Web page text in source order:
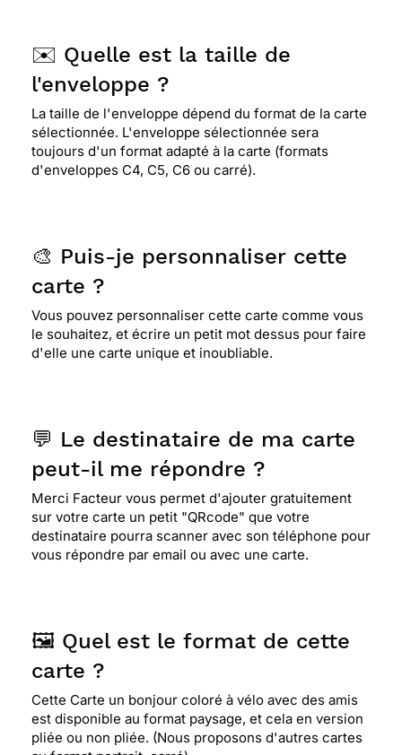
fille
⭐⭐⭐⭐
Le 26/06/2020 : Tres chouette ,fera très
plaisir à ma petite fille
⭐⭐⭐⭐ Le 14/05/2020 : Jolie carte
⭐⭐⭐⭐
Le 13/05/2020 : site intéressant
nombreux choix de cartes. le délai de livraison a
⭐⭐⭐⭐⭐ Le 10/02/2020 : Jolie carte pour envoyer à
⭐⭐⭐⭐⭐ Le 05/12/2019 : Belle carte qui a fait la joie
⭐⭐⭐⭐
Le 19/11/2019 : Exactement ce qu'attend
une petite fille de 6ans : du courrier ! cette carte
✉️ Quelle est la taille de
l'enveloppe ?
La taille de l'enveloppe dépend du format de la carte
sélectionnée. L'enveloppe sélectionnée sera
toujours d'un format adapté à la carte (formats
d'enveloppes C4, C5, C6 ou carré).
🎨 Puis-je personnaliser cette
carte ?
Vous pouvez personnaliser cette carte comme vous
le souhaitez, et écrire un petit mot dessus pour faire
d'elle une carte unique et inoubliable.
💬 Le destinataire de ma carte
peut-il me répondre ?
Merci Facteur vous permet d'ajouter gratuitement
sur votre carte un petit "QRcode" que votre
destinataire pourra scanner avec son téléphone pour
vous répondre par email ou avec une carte.
🖼️ Quel est le format de cette
carte ?
Cette Carte un bonjour coloré à vélo avec des amis
est disponible au format paysage, et cela en version
pliée ou non pliée. (Nous proposons d'autres cartes